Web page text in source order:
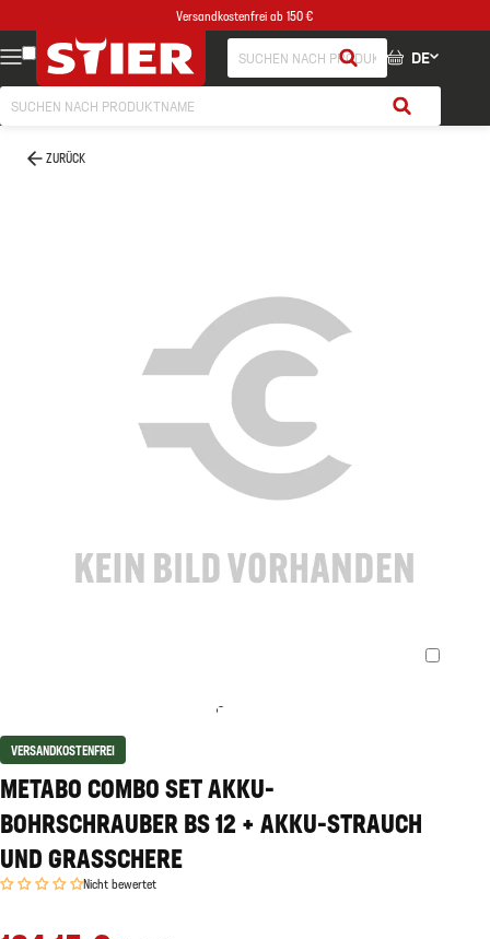
Versandkostenfrei ab 150 €
DE
ZURÜCK
VERSANDKOSTENFREI
METABO COMBO SET AKKU-
BOHRSCHRAUBER BS 12 + AKKU-STRAUCH
UND GRASSCHERE
Nicht bewertet